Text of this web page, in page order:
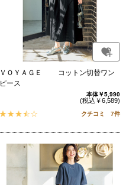
ＶＯＹＡＧＥ コットン切替ワン
ピース
本体￥5,990
(税込￥6,589)
クチコミ 7件